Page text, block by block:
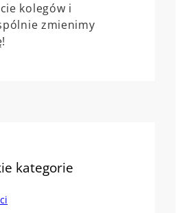
kolegów i
zmienimy
kategorie